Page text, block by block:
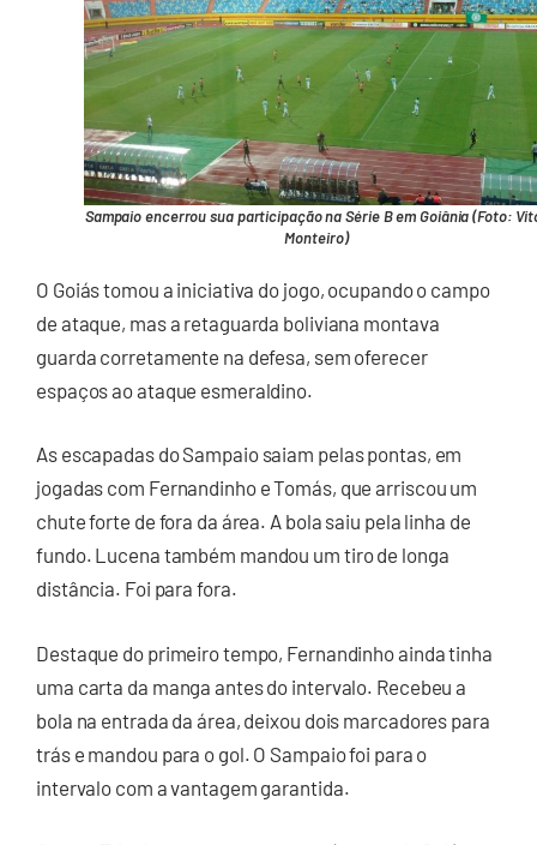
Sampaio encerrou sua participação na Série B em Goiânia (Foto:
Monteiro)
O Goiás tomou a iniciativa do jogo, ocupando o campo
de ataque, mas a retaguarda boliviana montava
guarda corretamente na defesa, sem oferecer
espaços ao ataque esmeraldino.
As escapadas do Sampaio saiam pelas pontas, em
jogadas com Fernandinho e Tomás, que arriscou um
chute forte de fora da área. A bola saiu pela linha de
fundo. Lucena também mandou um tiro de longa
distância. Foi para fora.
Destaque do primeiro tempo, Fernandinho ainda tinha
uma carta da manga antes do intervalo. Recebeu a
bola na entrada da área, deixou dois marcadores para
trás e mandou para o gol. O Sampaio foi para o
intervalo com a vantagem garantida.